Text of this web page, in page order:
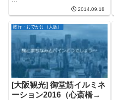
2014.09.18
旅行・おでかけ（大阪）
[大阪観光] 御堂筋イルミネ
ーション2016（心斎橋→